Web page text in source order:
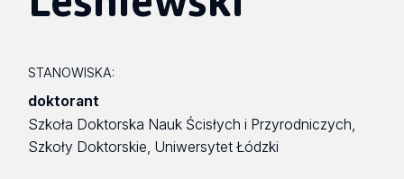
STANOWISKA:
doktorant
Szkoła Doktorska Nauk Ścisłych i Przyrodniczych,
Szkoły Doktorskie, Uniwersytet Łódzki